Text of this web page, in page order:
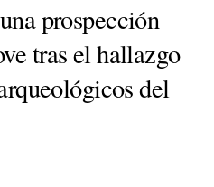
prospección
tras el hallazgo
del